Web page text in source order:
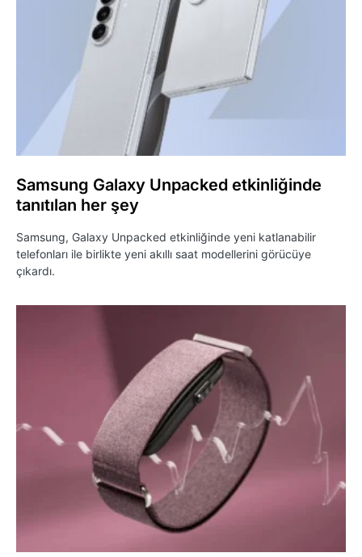
Samsung Galaxy Unpacked etkinliğinde
tanıtılan her şey
Samsung, Galaxy Unpacked etkinliğinde yeni katlanabilir
telefonları ile birlikte yeni akıllı saat modellerini görücüye
çıkardı.